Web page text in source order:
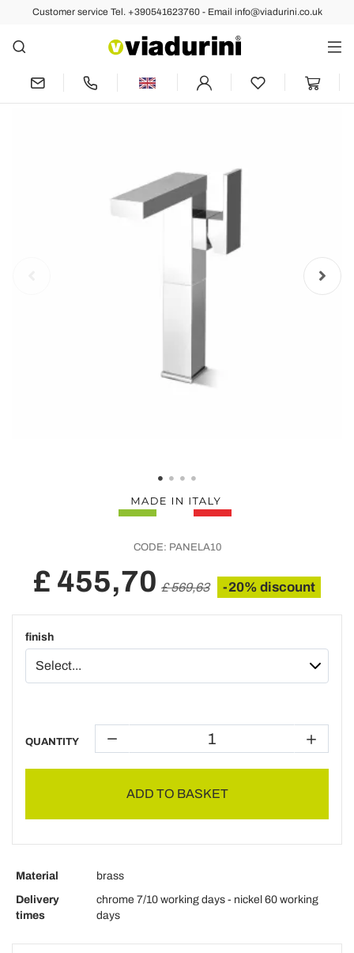
Customer service Tel. +390541623760 - Email info@viadurini.co.uk
Back Previous Next
Bathroom Sink Mixer with Side Lever
Made in Italy - Panela
CODE: PANELA10
£ 455,70 £ 569,63 -20% discount
finish
QUANTITY
ADD TO BASKET
Material
brass
Delivery
times
chrome 7/10 working days - nickel 60 working
days